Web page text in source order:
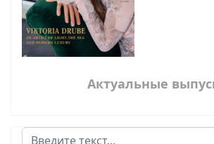
Актуальные
Поиск